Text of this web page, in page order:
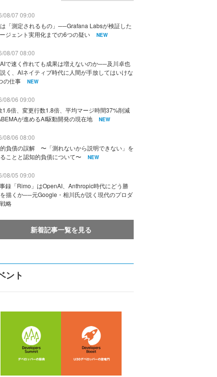
08/07 09:00
「測定されるもの」──Grafana Labsが検証した
ジェント実用化までの6つの疑い
NEW
08/07 08:00
で速く作れても成果は増えないのか──及川卓也
く、AIネイティブ時代に人間が手放してはいけな
の仕事
NEW
08/06 09:00
1.6倍、変更行数1.8倍、平均マージ時間37%削減
が進めるAI駆動開発の現在地
NEW
08/06 08:00
負債の誤解 〜「測れないから説明できない」を
ことと認知的負債について〜
NEW
08/05 09:00
録「Rimo」はOpenAI、Anthropic時代にどう勝
描くか──元Google・相川氏が説く現代のプロダ
略
新着記事一覧を見る
ント